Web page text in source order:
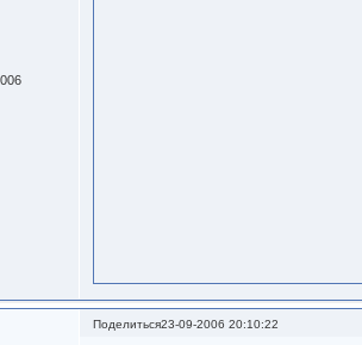
Поделиться23-09-2006 20:10:22